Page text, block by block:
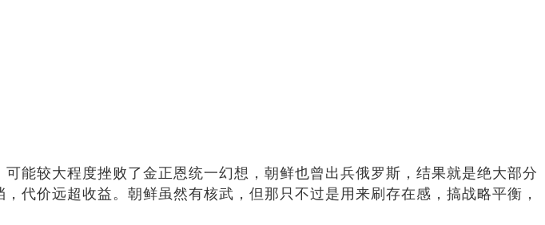
能较大程度挫败了金正恩统一幻想，朝鲜也曾出兵俄罗斯，结果就是绝大部分
代价远超收益。朝鲜虽然有核武，但那只不过是用来刷存在感，搞战略平衡，